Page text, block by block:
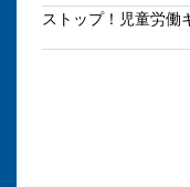
ストップ！児童労働